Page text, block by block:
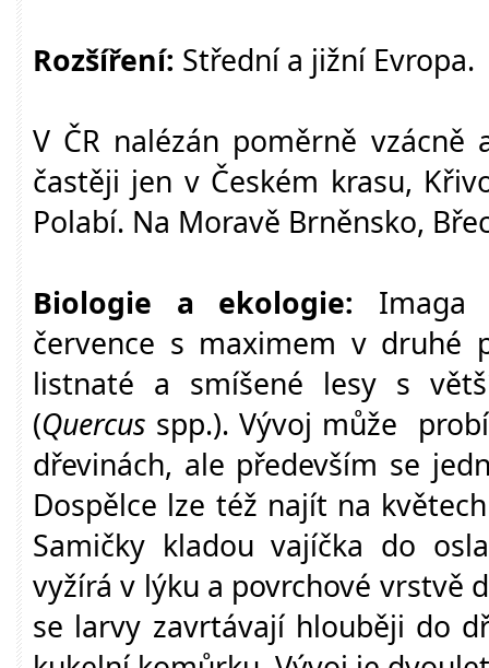
Rozšíření: Střední a jižní Evropa.
V ČR nalézán poměrně vzácně
častěji jen v Českém krasu,
Polabí. Na Moravě Brněnsko,
Biologie a ekologie: Imaga
července s maximem v druhé
listnaté a smíšené lesy s
(Quercus spp.). Vývoj může
dřevinách, ale především se
Dospělce lze též najít na
Samičky kladou vajíčka do
vyžírá v lýku a povrchové vrstvě
se larvy zavrtávají hlouběji do